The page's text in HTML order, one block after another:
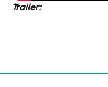
Trailer: